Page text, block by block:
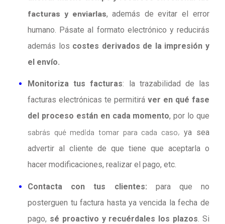
facturas y enviarlas, además de evitar el error
humano. Pásate al formato electrónico y reducirás
además los costes derivados de la impresión y
el envío.
Monitoriza tus facturas:
la trazabilidad de las
facturas electrónicas te permitirá ver en qué fase
del proceso están en cada momento, por lo que
sabrás qué medida tomar para cada caso, ya sea
advertir al cliente de que tiene que aceptarla o
hacer modificaciones, realizar el pago, etc.
Contacta con tus clientes: para que no
posterguen tu factura hasta ya vencida la fecha de
pago, sé proactivo y recuérdales los plazos . Si